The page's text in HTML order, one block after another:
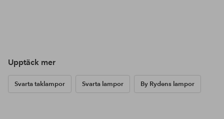
Upptäck mer
Svarta taklampor Svarta lampor By Rydens lampor